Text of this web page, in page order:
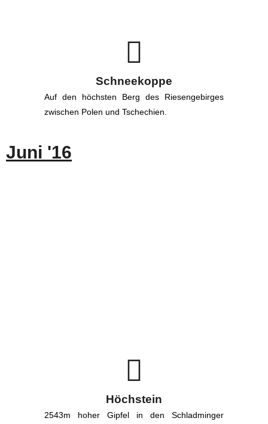
Schneekoppe
Auf den höchsten Berg des Riesengebirges
zwischen Polen und Tschechien.
Juni '16
Höchstein
2543m hoher Gipfel in den Schladminger